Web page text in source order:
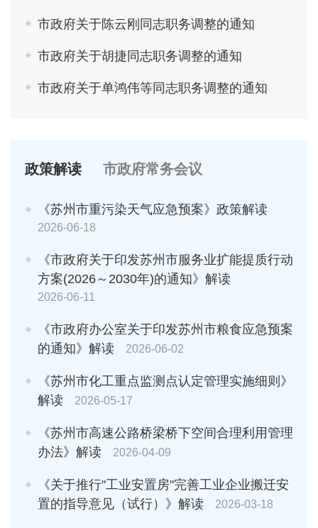
市政府关于陈云刚同志职务调整的通知
市政府关于胡捷同志职务调整的通知
市政府关于单鸿伟等同志职务调整的通知
政策解读 市政府常务会议
《苏州市重污染天气应急预案》政策解读
2026-06-18
《市政府关于印发苏州市服务业扩能提质行动
方案(2026～2030年)的通知》解读
2026-06-11
《市政府办公室关于印发苏州市粮食应急预案
的通知》解读
2026-06-02
《苏州市化工重点监测点认定管理实施细则》
解读
2026-05-17
《苏州市高速公路桥梁桥下空间合理利用管理
办法》解读
2026-04-09
《关于推行"工业安置房"完善工业企业搬迁安
置的指导意见（试行）》解读
2026-03-18